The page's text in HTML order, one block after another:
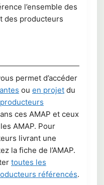
l’ensemble des
des producteurs
permet d’accéder
ou en projet du
ces AMAP et ceux
AMAP. Pour
livrant une
la fiche de l’AMAP.
toutes les
référencés.